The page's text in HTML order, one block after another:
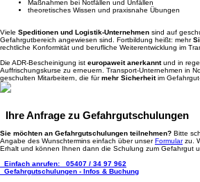
Maßnahmen bei Notfällen und Unfällen
theoretisches Wissen und praxisnahe Übungen
Viele Speditionen und Logistik-Unternehmen sind auf
Gefahrgutbereich angewiesen sind. Fortbildung heißt: mehr
rechtliche Konformität und berufliche Weiterentwicklung im
Die ADR-Bescheinigung ist europaweit anerkanntund in
Auffrischungskurse zu erneuern. Transport-Unternehmen in
geschulten Mitarbeitern, die fürmehr Sicherheitim
Ihre Anfrage zu Gefahrgutschulungen
Sie möchten an Gefahrgutschulungen teilnehmen? Bitte
Angabe des Wunschtermins einfach über unserFormularzu.
Erhalt und können Ihnen dann die Schulung zum Gefahrgut
Einfach anrufen:
05407 / 34 97 962
Gefahrgutschulungen - Infos & Buchung